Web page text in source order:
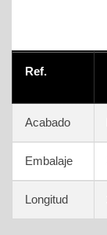
Ref.
Acabado
Embalaje
Longitud